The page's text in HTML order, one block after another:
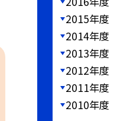
2015年度
2014年度
2013年度
2012年度
2011年度
2010年度